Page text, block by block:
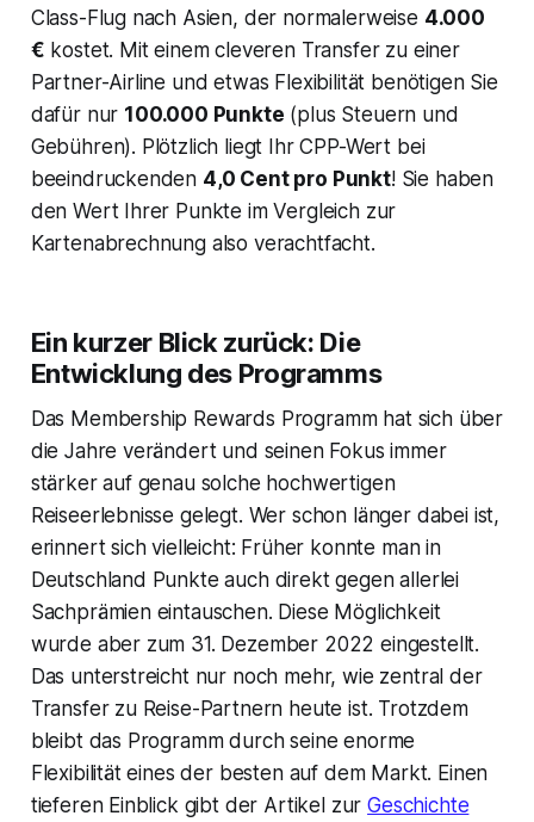
Class-Flug nach Asien, der normalerweise 4.000
€ kostet. Mit einem cleveren Transfer zu einer
Partner-Airline und etwas Flexibilität benötigen Sie
dafür nur 100.000 Punkte (plus Steuern und
Gebühren). Plötzlich liegt Ihr CPP-Wert bei
beeindruckenden 4,0 Cent pro Punkt! Sie haben
den Wert Ihrer Punkte im Vergleich zur
Kartenabrechnung also verachtfacht.
Ein kurzer Blick zurück: Die
Entwicklung des Programms
Das Membership Rewards Programm hat sich über
die Jahre verändert und seinen Fokus immer
stärker auf genau solche hochwertigen
Reiseerlebnisse gelegt. Wer schon länger dabei ist,
erinnert sich vielleicht: Früher konnte man in
Deutschland Punkte auch direkt gegen allerlei
Sachprämien eintauschen. Diese Möglichkeit
wurde aber zum 31. Dezember 2022 eingestellt.
Das unterstreicht nur noch mehr, wie zentral der
Transfer zu Reise-Partnern heute ist. Trotzdem
bleibt das Programm durch seine enorme
Flexibilität eines der besten auf dem Markt. Einen
tieferen Einblick gibt der Artikel zurGeschichte